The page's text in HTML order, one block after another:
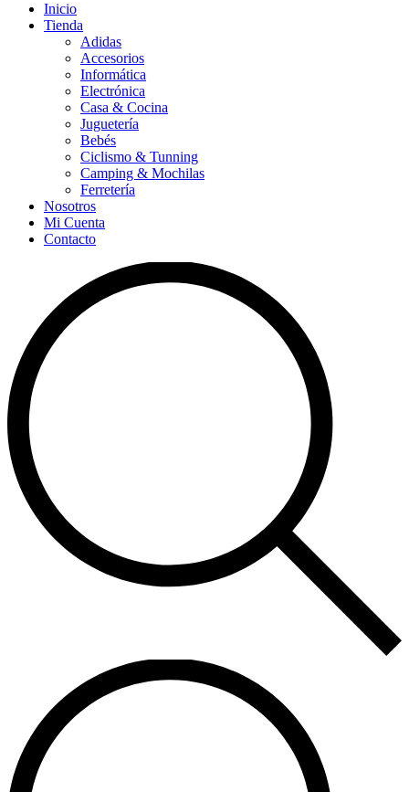
Inicio
Tienda
Adidas
Accesorios
Informática
Electrónica
Casa & Cocina
Juguetería
Bebés
Ciclismo & Tunning
Camping & Mochilas
Ferretería
Nosotros
Mi Cuenta
Contacto